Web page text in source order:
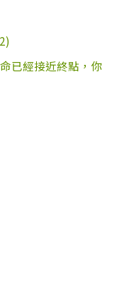
已經接近終點，你